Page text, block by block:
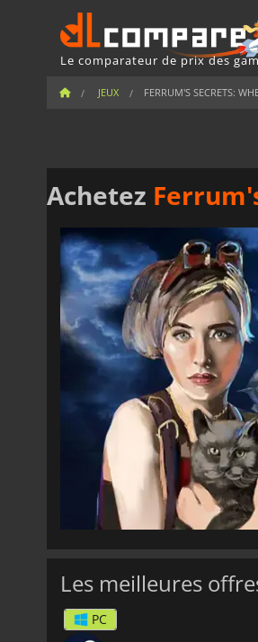
Le comparateur de prix des
JEUX FERRUM'S SECRETS:
Achetez
Les meilleures
PC